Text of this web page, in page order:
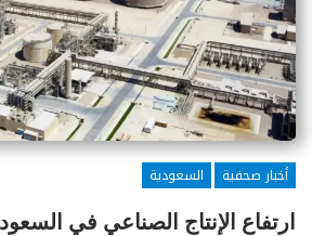
أخبار صحفية
السعودية